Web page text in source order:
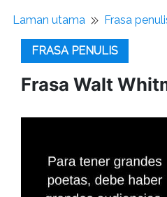
Laman utama Frasa
FRASA PENULIS
Frasa Walt